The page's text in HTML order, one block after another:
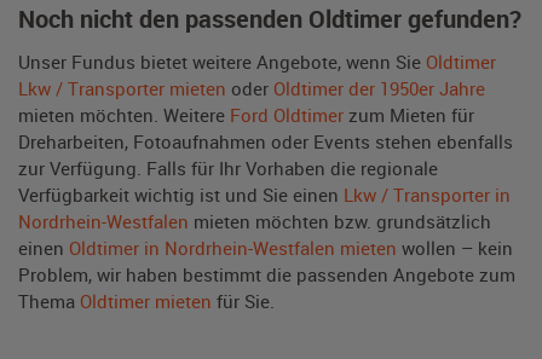
Noch nicht den passenden Oldtimer gefunden?
Unser Fundus bietet weitere Angebote, wenn Sie Oldtimer
Lkw / Transporter mieten oder Oldtimer der 1950er Jahre
mieten möchten. Weitere Ford Oldtimer zum Mieten für
Dreharbeiten, Fotoaufnahmen oder Events stehen ebenfalls
zur Verfügung. Falls für Ihr Vorhaben die regionale
Verfügbarkeit wichtig ist und Sie einen Lkw / Transporter in
Nordrhein-Westfalen mieten möchten bzw. grundsätzlich
einen Oldtimer in Nordrhein-Westfalen mieten wollen – kein
Problem, wir haben bestimmt die passenden Angebote zum
Thema Oldtimer mieten für Sie.